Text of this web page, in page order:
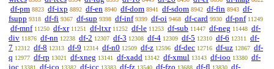
df-pm 8823 df-ixp 8892 df-en 8940 df-dom 8941 df-sdom 8942 df-fin 8943 df-
fsupp 9318 df-fi 9367 df-sup 9398 df-inf 9399 df-oi 9468 df-card 9930 df-pnf 11249
df-mnf 11250 df-xr 11251 df-ltxr 11252 df-le 11253 df-sub 11447 df-neg 11448 df-
div 11876 df-nn 12238 df-2 12307 df-3 12308 df-4 12309 df-5 12310 df-6 12311
df-
7 12312 df-8 12313 df-9 12314 df-n0 12509 df-z 12596 df-dec 12716 df-uz 12867 df-
q 12977 df-rp 13021 df-xneg 13141 df-xadd 13142 df-xmul 13143 df-ioo 13380 df-
ioc 13381 df-ico 13382 df-icc 13383 df-fz 13540 df-fzo 13688 df-fl 13830 df-